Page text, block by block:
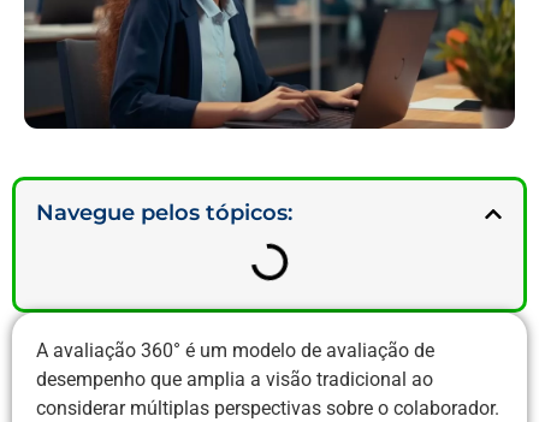
Navegue pelos tópicos:
A avaliação 360° é um modelo de avaliação de
desempenho que amplia a visão tradicional ao
considerar múltiplas perspectivas sobre o colaborador.